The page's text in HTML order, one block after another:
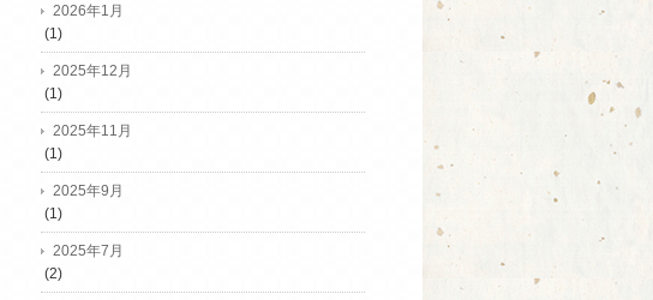
2026年1月
(1)
2025年12月
(1)
2025年11月
(1)
2025年9月
(1)
2025年7月
(2)